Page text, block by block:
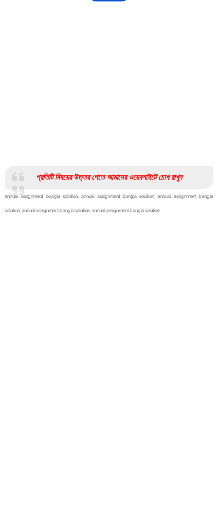
প্রতিটি বিষয়ের উত্তর পেতে আমাদের ওয়েবসাইটে চোখ রাখুন
annual assignment bangla solution,annual assignment bangla solution,annual assignment bangla
solution, annual assignment bangla solution, annual assignment bangla solution